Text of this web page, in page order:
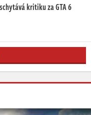
kritiku za GTA 6